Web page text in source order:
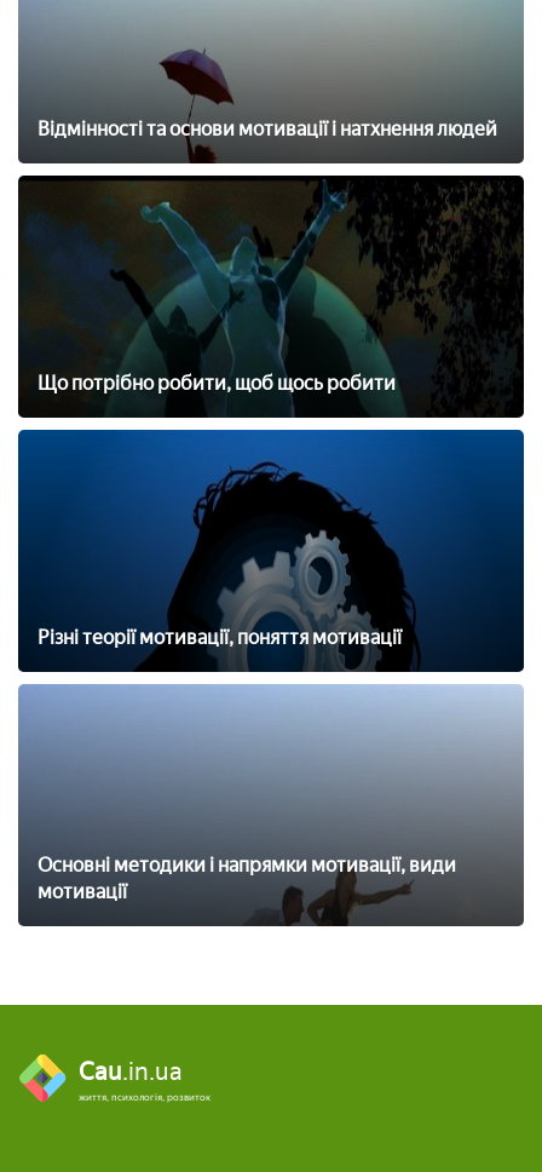
Відмінності та основи мотивації і натхнення людей
Що потрібно робити, щоб щось робити
Різні теорії мотивації, поняття мотивації
Основні методики і напрямки мотивації, види
мотивації
Cau.in.ua
життя, психологія, розвиток